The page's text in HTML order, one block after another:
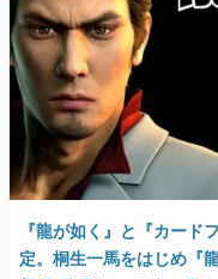
若ゲのい
『うつヌケ
一先生によ
なんでゲ
ゲーム開発
具体的な形
です。
「経験値」
の起源や用
イニーP氏が
『龍が如く』と『カー
定。桐生一馬をはじめ『